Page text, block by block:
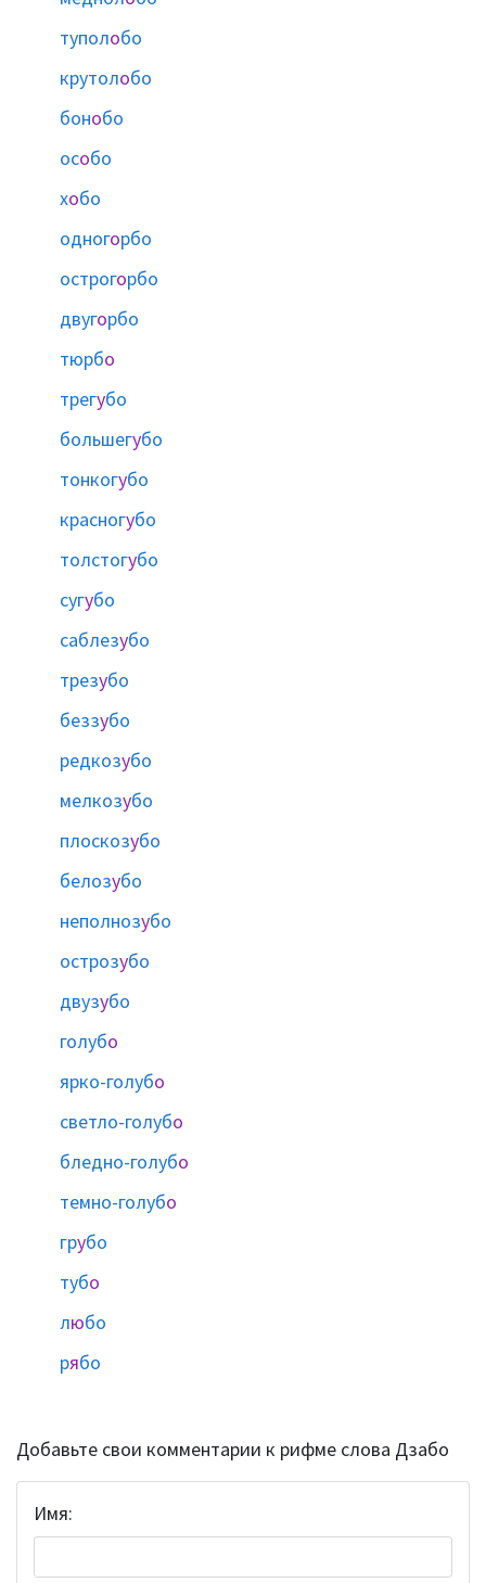
туполобо
крутолобо
бонобо
особо
хобо
одногорбо
острогорбо
двугорбо
тюрбо
трегубо
большегубо
тонкогубо
красногубо
толстогубо
сугубо
саблезубо
трезубо
беззубо
редкозубо
мелкозубо
плоскозубо
белозубо
неполнозубо
острозубо
двузубо
голубо
ярко-голубо
светло-голубо
бледно-голубо
темно-голубо
грубо
тубо
любо
рябо
Добавьте свои комментарии к рифме слова Дзабо
Имя: